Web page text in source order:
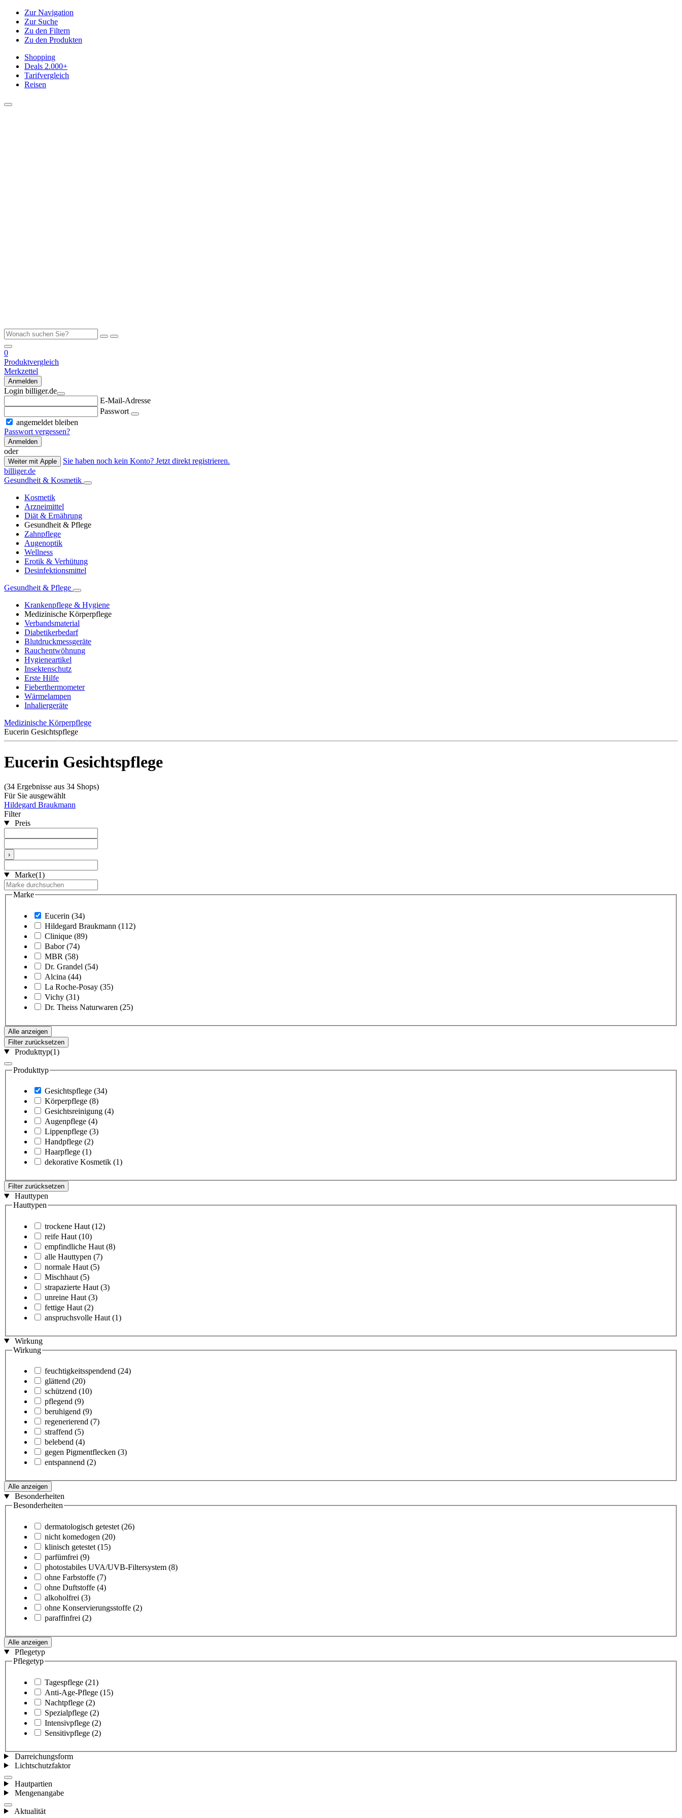
Zur Navigation
Zur Suche
Zu den Filtern
Zu den Produkten
Shopping
Deals 2.000+
Tarifvergleich
Reisen
0
Produktvergleich
Merkzettel
Anmelden
Login billiger.de
E-Mail-Adresse
Passwort
angemeldet bleiben
Passwort vergessen?
Anmelden
oder
Weiter mit Apple
Sie haben noch kein Konto? Jetzt direkt registrieren.
billiger.de
Gesundheit & Kosmetik
Kosmetik
Arzneimittel
Diät & Ernährung
Gesundheit & Pflege
Zahnpflege
Augenoptik
Wellness
Erotik & Verhütung
Desinfektionsmittel
Gesundheit & Pflege
Krankenpflege & Hygiene
Medizinische Körperpflege
Verbandsmaterial
Diabetikerbedarf
Blutdruckmessgeräte
Rauchentwöhnung
Hygieneartikel
Insektenschutz
Erste Hilfe
Fieberthermometer
Wärmelampen
Inhaliergeräte
Medizinische Körperpflege
Eucerin Gesichtspflege
Eucerin Gesichtspflege
(34 Ergebnisse aus 34 Shops)
Für Sie ausgewählt
Hildegard Braukmann
Filter
Preis
›
Marke(1)
Marke
Eucerin (34)
Hildegard Braukmann (112)
Clinique (89)
Babor (74)
MBR (58)
Dr. Grandel (54)
Alcina (44)
La Roche-Posay (35)
Vichy (31)
Dr. Theiss Naturwaren (25)
Alle anzeigen
Filter zurücksetzen
Produkttyp(1)
Produkttyp
Gesichtspflege (34)
Körperpflege (8)
Gesichtsreinigung (4)
Augenpflege (4)
Lippenpflege (3)
Handpflege (2)
Haarpflege (1)
dekorative Kosmetik (1)
Filter zurücksetzen
Hauttypen
Hauttypen
trockene Haut (12)
reife Haut (10)
empfindliche Haut (8)
alle Hauttypen (7)
normale Haut (5)
Mischhaut (5)
strapazierte Haut (3)
unreine Haut (3)
fettige Haut (2)
anspruchsvolle Haut (1)
Wirkung
Wirkung
feuchtigkeitsspendend (24)
glättend (20)
schützend (10)
pflegend (9)
beruhigend (9)
regenerierend (7)
straffend (5)
belebend (4)
gegen Pigmentflecken (3)
entspannend (2)
Alle anzeigen
Besonderheiten
Besonderheiten
dermatologisch getestet (26)
nicht komedogen (20)
klinisch getestet (15)
parfümfrei (9)
photostabiles UVA/UVB-Filtersystem (8)
ohne Farbstoffe (7)
ohne Duftstoffe (4)
alkoholfrei (3)
ohne Konservierungsstoffe (2)
paraffinfrei (2)
Alle anzeigen
Pflegetyp
Pflegetyp
Tagespflege (21)
Anti-Age-Pflege (15)
Nachtpflege (2)
Spezialpflege (2)
Intensivpflege (2)
Sensitivpflege (2)
Darreichungsform
Lichtschutzfaktor
Hautpartien
Mengenangabe
Aktualität